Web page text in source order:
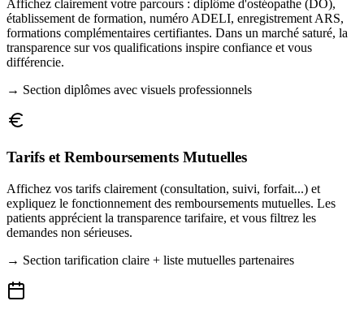
Affichez clairement votre parcours : diplôme d'ostéopathe (DO),
établissement de formation, numéro ADELI, enregistrement ARS,
formations complémentaires certifiantes. Dans un marché saturé, la
transparence sur vos qualifications inspire confiance et vous
différencie.
→ Section diplômes avec visuels professionnels
Tarifs et Remboursements Mutuelles
Affichez vos tarifs clairement (consultation, suivi, forfait...) et
expliquez le fonctionnement des remboursements mutuelles. Les
patients apprécient la transparence tarifaire, et vous filtrez les
demandes non sérieuses.
→ Section tarification claire + liste mutuelles partenaires